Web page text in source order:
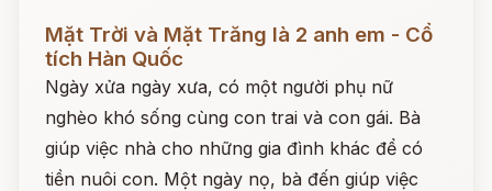
Mặt Trời và Mặt Trăng là 2 anh em - Cổ
tích Hàn Quốc
Ngày xửa ngày xưa, có một người phụ nữ
nghèo khó sống cùng con trai và con gái. Bà
giúp việc nhà cho những gia đình khác để có
tiền nuôi con. Một ngày nọ, bà đến giúp việc